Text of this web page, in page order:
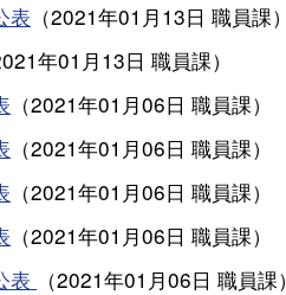
表 （2021年01月13日 職員課）
年01月13日 職員課）
（2021年01月06日 職員課）
（2021年01月06日 職員課）
（2021年01月06日 職員課）
（2021年01月06日 職員課）
表
（2021年01月06日 職員課）